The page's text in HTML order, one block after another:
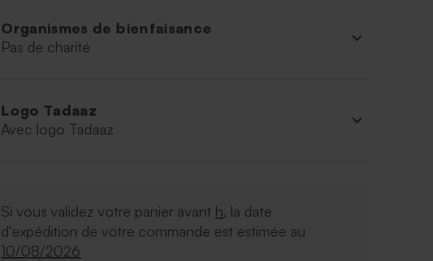
Organismes de bienfaisance
Pas de charité
Logo Tadaaz
Avec logo Tadaaz
Si vous validez votre panier avant h, la date
d'expédition de votre commande est estimée au
10/08/2026